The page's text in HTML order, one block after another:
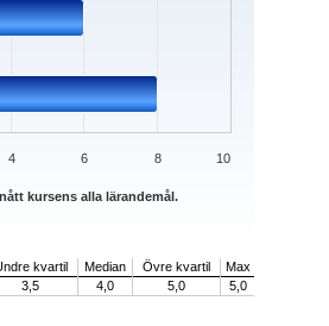
kursens alla lärandemål.
4 6 8 10
kvartil Median Övre kvartil
Max
3,5 4,0 5,0 5,0